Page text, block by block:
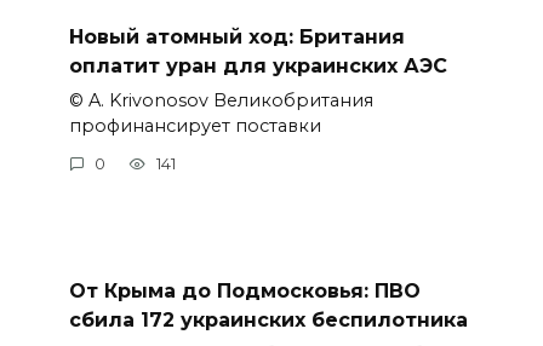
Новый атомный ход: Британия
оплатит уран для украинских АЭС
© A. Krivonosov Великобритания
профинансирует поставки
0 141
От Крыма до Подмосковья: ПВО
сбила 172 украинских беспилотника